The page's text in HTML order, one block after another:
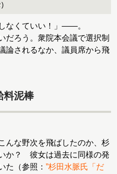
)
なくていい！」――。
だろう。衆院本会議で選択制
論されるなか、議員席から飛
料泥棒
んな野次を飛ばしたのか、杉
か？ 彼女は過去に同様の発
た（参照： ”杉田水脈氏「だ